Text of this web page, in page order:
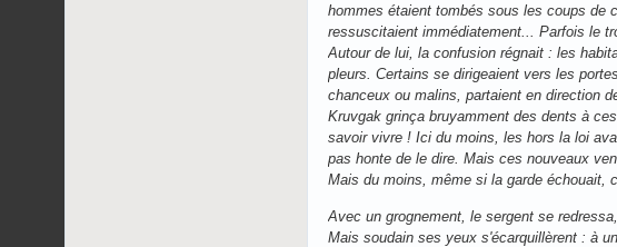
hommes étaient tombés sous les coups de
ressuscitaient immédiatement... Parfois le
Autour de lui, la confusion régnait : les
pleurs. Certains se dirigeaient vers les
chanceux ou malins, partaient en direction
Kruvgak grinça bruyamment des dents à
savoir vivre ! Ici du moins, les hors la loi
pas honte de le dire. Mais ces nouveaux
Mais du moins, même si la garde échouait,
Avec un grognement, le sergent se
Mais soudain ses yeux s'écarquillèrent : à